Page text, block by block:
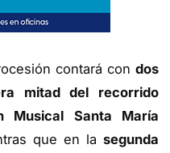
contará con dos
mitad del recorrido
Musical Santa María
que en la segunda